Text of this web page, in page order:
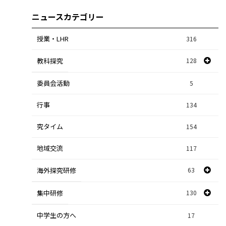
ニュースカテゴリー
授業・LHR 316
教科探究 128
スポーツ探究 1
課題研究 84
自然探究 2
数学探究 2
社会探究 23
人文探究 9
委員会活動 5
行事 134
究タイム 154
地域交流 117
海外探究研修 63
探究研修 28
集中研修 130
集中研修（スポーツ探究科） 36
中学生の方へ 17